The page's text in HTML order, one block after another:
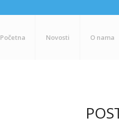
Početna Novosti O nama